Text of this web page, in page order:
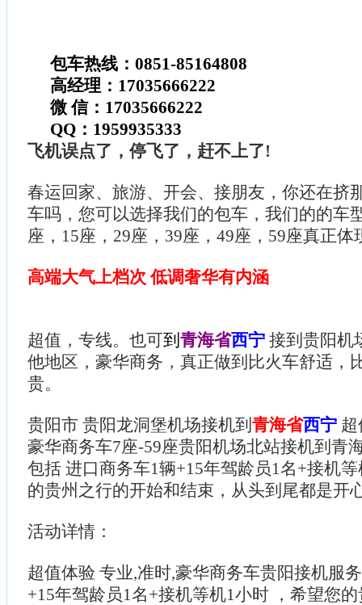
包车热线：0851-85164808
高经理：17035666222
微 信：17035666222
QQ：1959935333
飞机误点了，停飞了，赶不上了!
春运回家、旅游、开会、接朋友，你还在挤
车吗，您可以选择我们的包车，我们的的车
座，15座，29座，39座，49座，59座真正体
高端大气上档次 低调奢华有内涵
超值，专线。也可到 青海省西宁 接到贵阳机
他地区，豪华商务，真正做到比火车舒适，
贵。
贵阳市 贵阳龙洞堡机场接机到 青海省西宁 超
豪华商务车7座-59座贵阳机场北站接机到青
包括 进口商务车1辆+15年驾龄员1名+接机
的贵州之行的开始和结束，从头到尾都是开
活动详情：
超值体验 专业,准时,豪华商务车贵阳接机服
+15年驾龄员1名+接机等机1小时 ，希望您